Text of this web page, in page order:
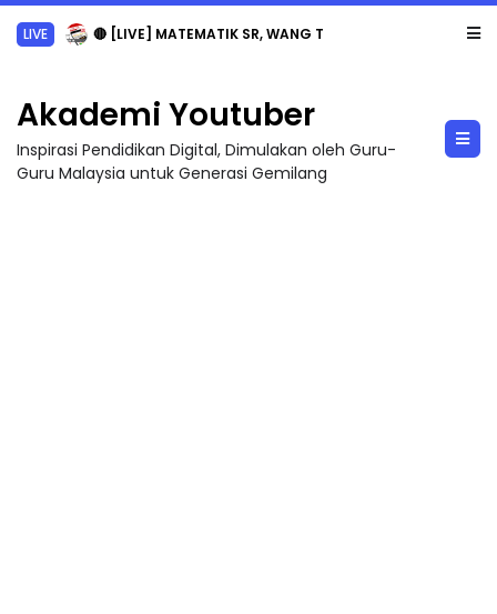
LIVE 🔴 [LIVE] MATEMATIK SR, WANG TAHUN 6 OLEH CIKGU ANITA #ALLINONE #141 #...
Akademi Youtuber
Inspirasi Pendidikan Digital, Dimulakan oleh Guru-
Guru Malaysia untuk Generasi Gemilang